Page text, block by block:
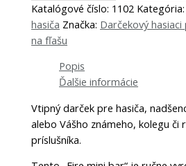
Katalógové číslo: 1102
hasiča Značka: Darčekový
na fľašu
Popis
Ďalšie informácie
Vtipný darček pre hasiča,
alebo Vášho známeho, kolegu či
príslušníka.